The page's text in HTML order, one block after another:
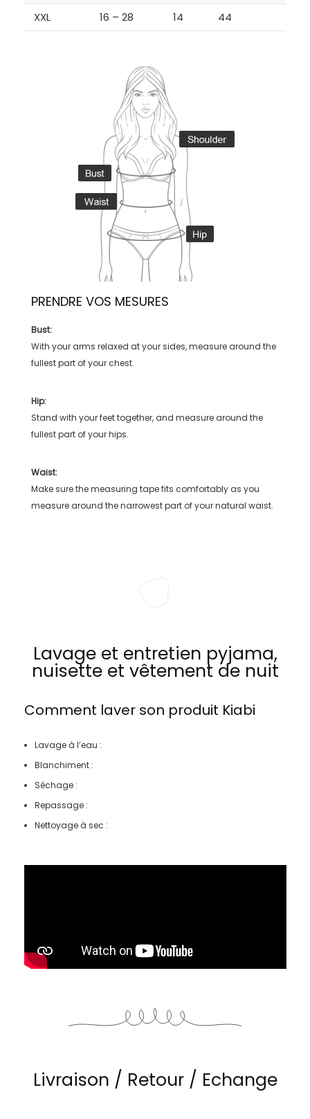
XXL 16 – 28 14 44
PRENDRE VOS MESURES
Bust:
With your arms relaxed at your sides, measure around the
fullest part of your chest.
Hip:
Stand with your feet together, and measure around the
fullest part of your hips.
Waist:
Make sure the measuring tape fits comfortably as you
measure around the narrowest part of your natural waist.
Lavage et entretien pyjama,
nuisette et vêtement de nuit
Comment laver son produit Kiabi
Lavage à l’eau :
Blanchiment :
Séchage :
Repassage :
Nettoyage à sec :
Livraison / Retour / Echange